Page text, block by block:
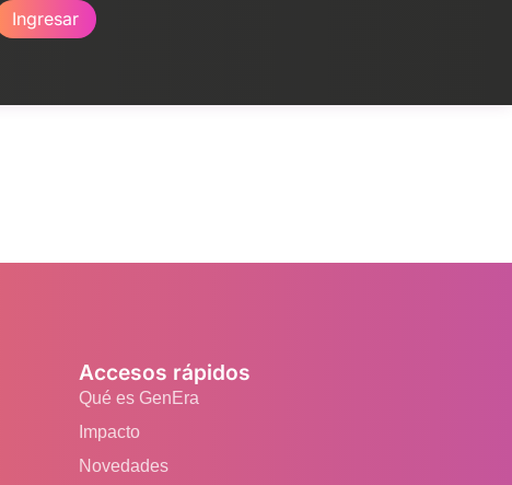
Ingresar
Accesos rápidos
Qué es GenEra
Impacto
Novedades